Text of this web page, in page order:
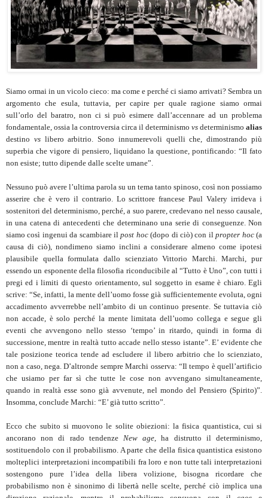
Siamo ormai in un vicolo cieco: ma come e perché ci siamo arrivati? Sembra un
argomento che esula, tuttavia, per capire per quale ragione siamo ormai
sull’orlo del baratro, non ci si può esimere dall’accennare ad un problema
fondamentale, ossia la controversia circa il determinismo vs determinismo alias
destino vslibero arbitrio. Sono innumerevoli quelli che, dimostrando più
superbia che vigore di pensiero, liquidano la questione, pontificando: “Il fato
non esiste; tutto dipende dalle scelte umane”.
Nessuno può avere l’ultima parola su un tema tanto spinoso, così non possiamo
asserire che è vero il contrario. Lo scrittore francese Paul Valery irrideva i
sostenitori del determinismo, perché, a suo parere, credevano nel nesso causale,
in una catena di antecedenti che determinano una serie di conseguenze. Non
siamo così ingenui da scambiare ilpost hoc(dopo di ciò) con ilpropter hoc(a
causa di ciò), nondimeno siamo inclini a considerare almeno come ipotesi
plausibile quella formulata dallo scienziato Vittorio Marchi. Marchi, pur
essendo un esponente della filosofia riconducibile al “Tutto è Uno”, con tutti i
pregi ed i limiti di questo orientamento, sul soggetto in esame è chiaro. Egli
scrive: “Se, infatti, la mente dell’uomo fosse già sufficientemente evoluta, ogni
accadimento avverrebbe nell’ambito di un continuo presente. Se tuttavia ciò
non accade, è solo perché la mente limitata dell’uomo collega e segue gli
eventi che avvengono nello stesso ‘tempo’ in ritardo, quindi in forma di
successione, mentre in realtà tutto accade nello stesso istante”. E’ evidente che
tale posizione teorica tende ad escludere il libero arbitrio che lo scienziato,
non a caso, nega. D’altronde sempre Marchi osserva: “Il tempo è quell’artificio
che usiamo per far sì che tutte le cose non avvengano simultaneamente,
quando in realtà esse sono già avvenute, nel mondo del Pensiero (Spirito)”.
Insomma, conclude Marchi: “E’ già tutto scritto”.
Ecco che subito si muovono le solite obiezioni: la fisica quantistica, cui si
ancorano non di rado tendenze New age, ha distrutto il determinismo,
sostituendolo con il probabilismo. A parte che della fisica quantistica esistono
molteplici interpretazioni incompatibili fra loro e non tutte tali interpretazioni
sostengono pure l’idea della libera volizione, bisogna ricordare che
probabilismo non è sinonimo di libertà nelle scelte, perché ciò implica una